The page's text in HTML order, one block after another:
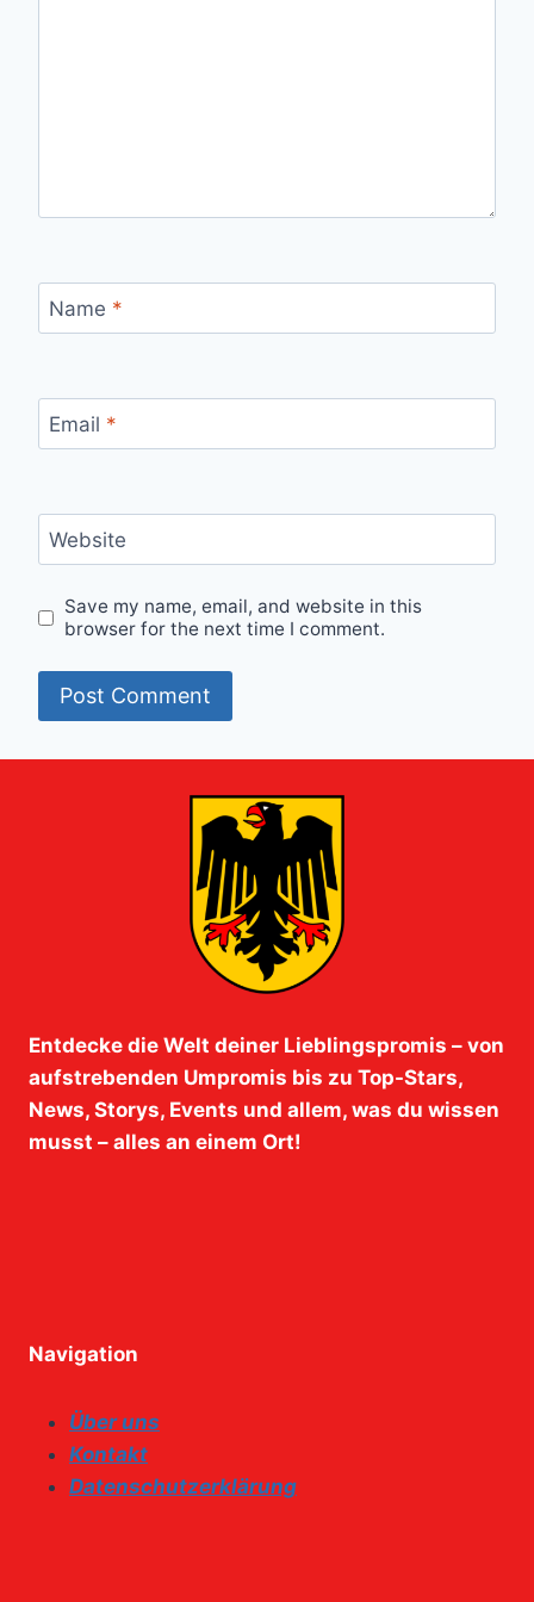
Name *
Email *
Website
Save my name, email, and website in this
browser for the next time I comment.
Entdecke die Welt deiner Lieblingspromis – von
aufstrebenden Umpromis bis zu Top-Stars,
News, Storys, Events und allem, was du wissen
musst – alles an einem Ort!
Navigation
Über uns
Kontakt
Datenschutzerklärung